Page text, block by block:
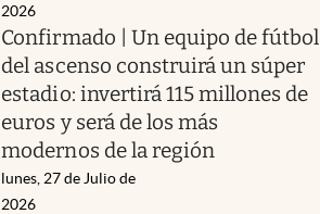
2026
Confirmado | Un equipo de fútbol
del ascenso construirá un súper
estadio: invertirá 115 millones de
euros y será de los más
modernos de la región
lunes, 27 de Julio de
2026